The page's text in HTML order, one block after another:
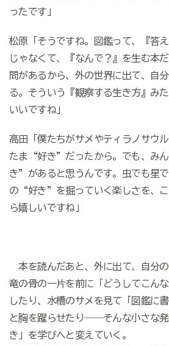
ったです」
松原「そうですね。図鑑って、『答
じゃなくて、『なんで？』を生む本
問があるから、外の世界に出て、自
る。そういう『観察する生き方』み
いいですね」
高田「僕たちがサメやティラノサウ
たま“好き”だったから。でも、み
き”があると思うんです。虫でも星
の“好き”を掘っていく楽しさを、こ
ら嬉しいですね」
本を読んだあと、外に出て、自分
竜の骨の一片を前に「どうしてこん
したり、水槽のサメを見て「図鑑に
と胸を躍らせたり――そんな小さな
き」を学びへと変えていく。